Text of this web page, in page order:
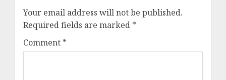
Your email address will not be published.
Required fields are marked *
Comment *